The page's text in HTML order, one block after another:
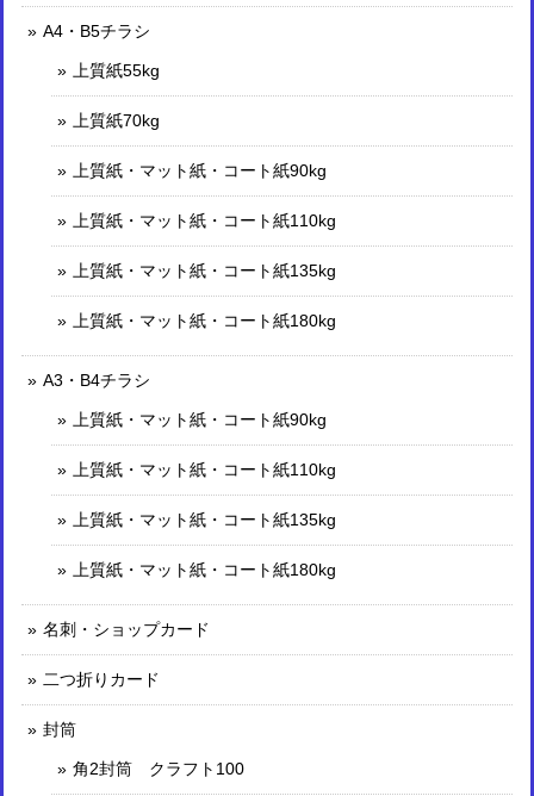
A4・B5チラシ
上質紙55kg
上質紙70kg
上質紙・マット紙・コート紙90kg
上質紙・マット紙・コート紙110kg
上質紙・マット紙・コート紙135kg
上質紙・マット紙・コート紙180kg
A3・B4チラシ
上質紙・マット紙・コート紙90kg
上質紙・マット紙・コート紙110kg
上質紙・マット紙・コート紙135kg
上質紙・マット紙・コート紙180kg
名刺・ショップカード
二つ折りカード
封筒
角2封筒 クラフト100